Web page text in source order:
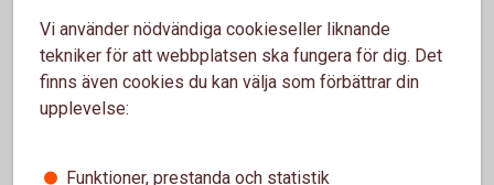
Vi kan ansluta många affärssystem till oss med
bankintegration. Få smidiga betalningar, säker
dataöverföring och automatisk
bokföring/avstämning med ERP-integration.
affärssystem
Vi använder nödvändiga cookieseller liknande
tekniker för att webbplatsen ska fungera för dig. Det
finns även cookies du kan välja som förbättrar din
upplevelse:
Funktioner, prestanda och statistik